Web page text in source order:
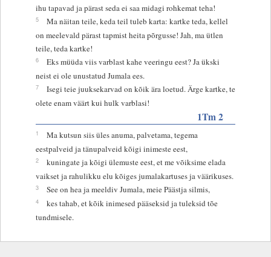
ihu tapavad ja pärast seda ei saa midagi rohkemat teha!
5
Ma näitan teile, keda teil tuleb karta: kartke teda, kellel
on meelevald pärast tapmist heita põrgusse! Jah, ma ütlen
teile, teda kartke!
6
Eks müüda viis varblast kahe veeringu eest? Ja ükski
neist ei ole unustatud Jumala ees.
7
Isegi teie juuksekarvad on kõik ära loetud. Ärge kartke, te
olete enam väärt kui hulk varblasi!
1Tm 2
1
Ma kutsun siis üles anuma, palvetama, tegema
eestpalveid ja tänupalveid kõigi inimeste eest,
2
kuningate ja kõigi ülemuste eest, et me võiksime elada
vaikset ja rahulikku elu kõiges jumalakartuses ja väärikuses.
3 See on hea ja meeldiv Jumala, meie Päästja silmis,
4
kes tahab, et kõik inimesed pääseksid ja tuleksid tõe
tundmisele.